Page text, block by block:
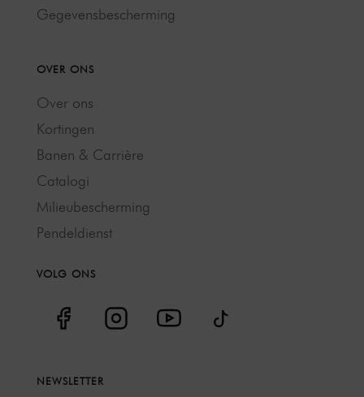
Gegevensbescherming
OVER ONS
Over ons
Kortingen
Banen & Carrière
Catalogi
Milieubescherming
Pendeldienst
VOLG ONS
NEWSLETTER